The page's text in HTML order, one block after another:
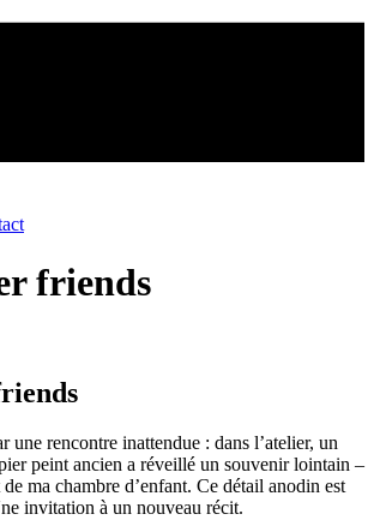
friends
une rencontre inattendue : dans l’atelier, un
peint ancien a réveillé un souvenir lointain –
ma chambre d’enfant. Ce détail anodin est
invitation à un nouveau récit.